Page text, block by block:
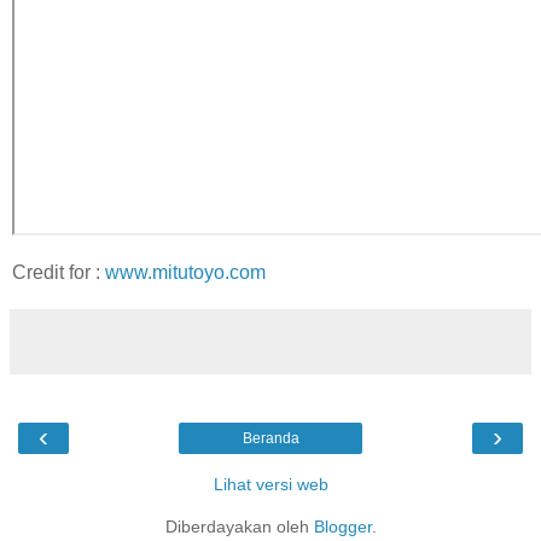
Credit for : www.mitutoyo.com
‹ ›
Beranda
Lihat versi web
Diberdayakan oleh Blogger.